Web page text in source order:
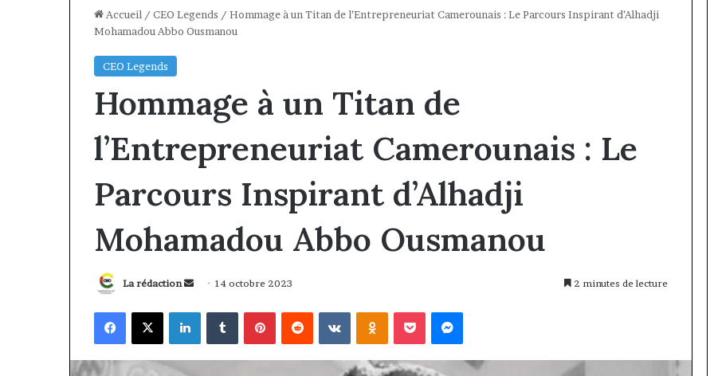
Accueil / CEO Legends / Hommage à un Titan de l’Entrepreneuriat Camerounais : Le Parcours Inspirant d’Alhadji
Mohamadou Abbo Ousmanou
CEO Legends
Hommage à un Titan de
l’Entrepreneuriat Camerounais : Le
Parcours Inspirant d’Alhadji
Mohamadou Abbo Ousmanou
La rédaction
Envoyer
courriel
14 octobre 2023 2 minutes de lecture
Facebook
X LinkedinTumblrPinterestReddit VKontakteOdnoklassniki
Pocket Messenger